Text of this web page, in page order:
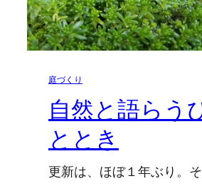
庭づくり
自然と語らう
ととき
更新は、ほぼ１年ぶり。